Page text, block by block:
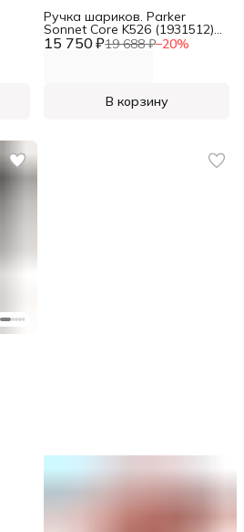
15 750 ₽19 688 ₽−20%
Ручка шариков. Parker
Sonnet Core K526 (1931512)
Stainless Steel CT M черн.
В корзину